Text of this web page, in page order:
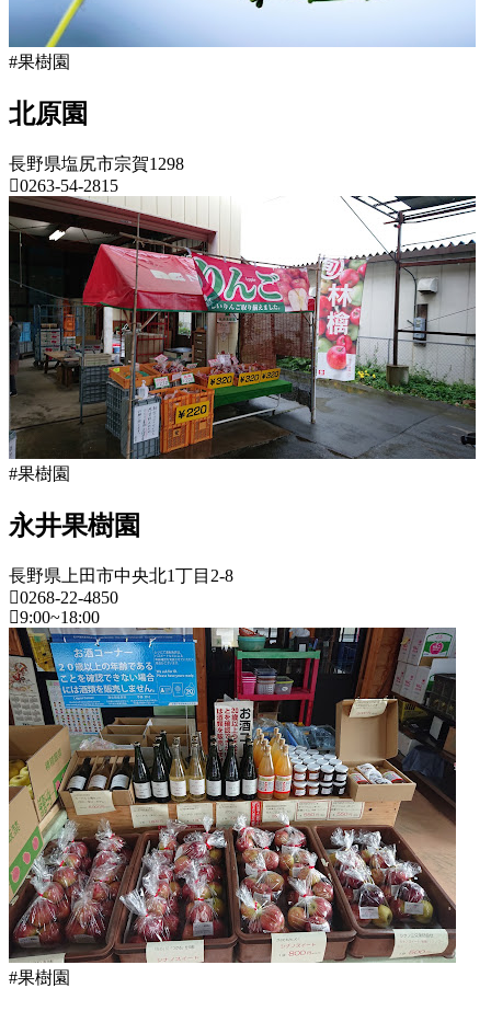
18
日
年
月
20
日
売
ね
っ
と
#果樹園
北原園
長野県塩尻市宗賀1298
0263-54-2815
長
野
果
樹
園
2022
年
8
月
18
日
年
月
20
日
売
ね
っ
と
#果樹園
永井果樹園
長野県上田市中央北1丁目2-8
0268-22-4850
9:00~18:00
長
野
県
果
樹
園
2022
年
月
18
日
2022
年
8
直
売
所
#果樹園